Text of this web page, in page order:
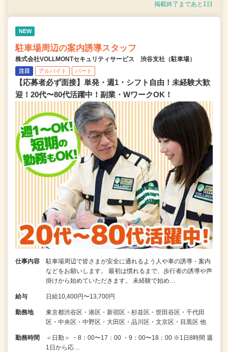
掲載終了まであと1日
NEW
駐車場周辺の案内誘導スタッフ
株式会社VOLLMONTセキュリティサービス 渋谷支社（駐車場）
注目 アルバイト パート
【応募者必ず面接】単発・週1・シフト自由！未経験大歓
迎！20代〜80代活躍中！副業・WワークOK！
仕事内容
駐車場周辺で皆さまが安全に通れるよう人や車の誘導・案内
などをお願いします。 最初は慣れるまで、歩行者の誘導や声
掛けから始めていただきます。 未経験で始め…
給与 日給10,400円〜13,700円
勤務地
東京都渋谷区・港区・新宿区・杉並区・世田谷区・千代田
区・中央区・中野区・大田区・品川区・文京区・目黒区 他
勤務時間
＜日勤＞ ・8：00〜17：00 ・9：00〜18：00 ※1日8時間 週
1日から応…